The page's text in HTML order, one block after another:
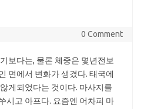
0 Comment
보다는, 물론 체중은 몇년전보
면에서 변화가 생겼다. 태국에
게되었다는 것이다. 마사지를
시고 아프다. 요즘엔 어차피 마